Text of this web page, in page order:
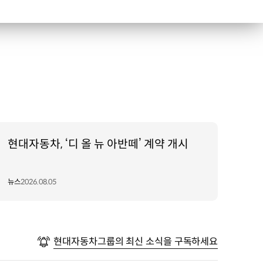
현대자동차, ‘디 올 뉴 아반떼’ 계약 개시
뉴스2026.08.05
현대자동차그룹의 최신 소식을 구독하세요